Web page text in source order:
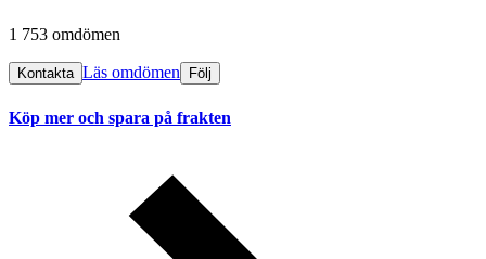
1 753 omdömen
Kontakta Läs omdömen Följ
Köp mer och spara på frakten